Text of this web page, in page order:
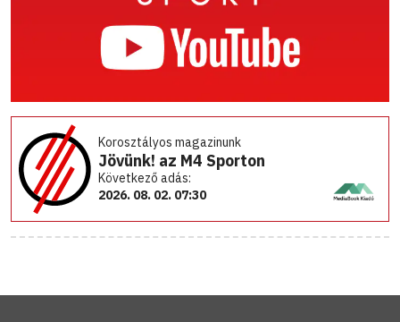
Korosztályos magazinunk
Jövünk! az M4 Sporton
Következő adás:
2026. 08. 02. 07:30